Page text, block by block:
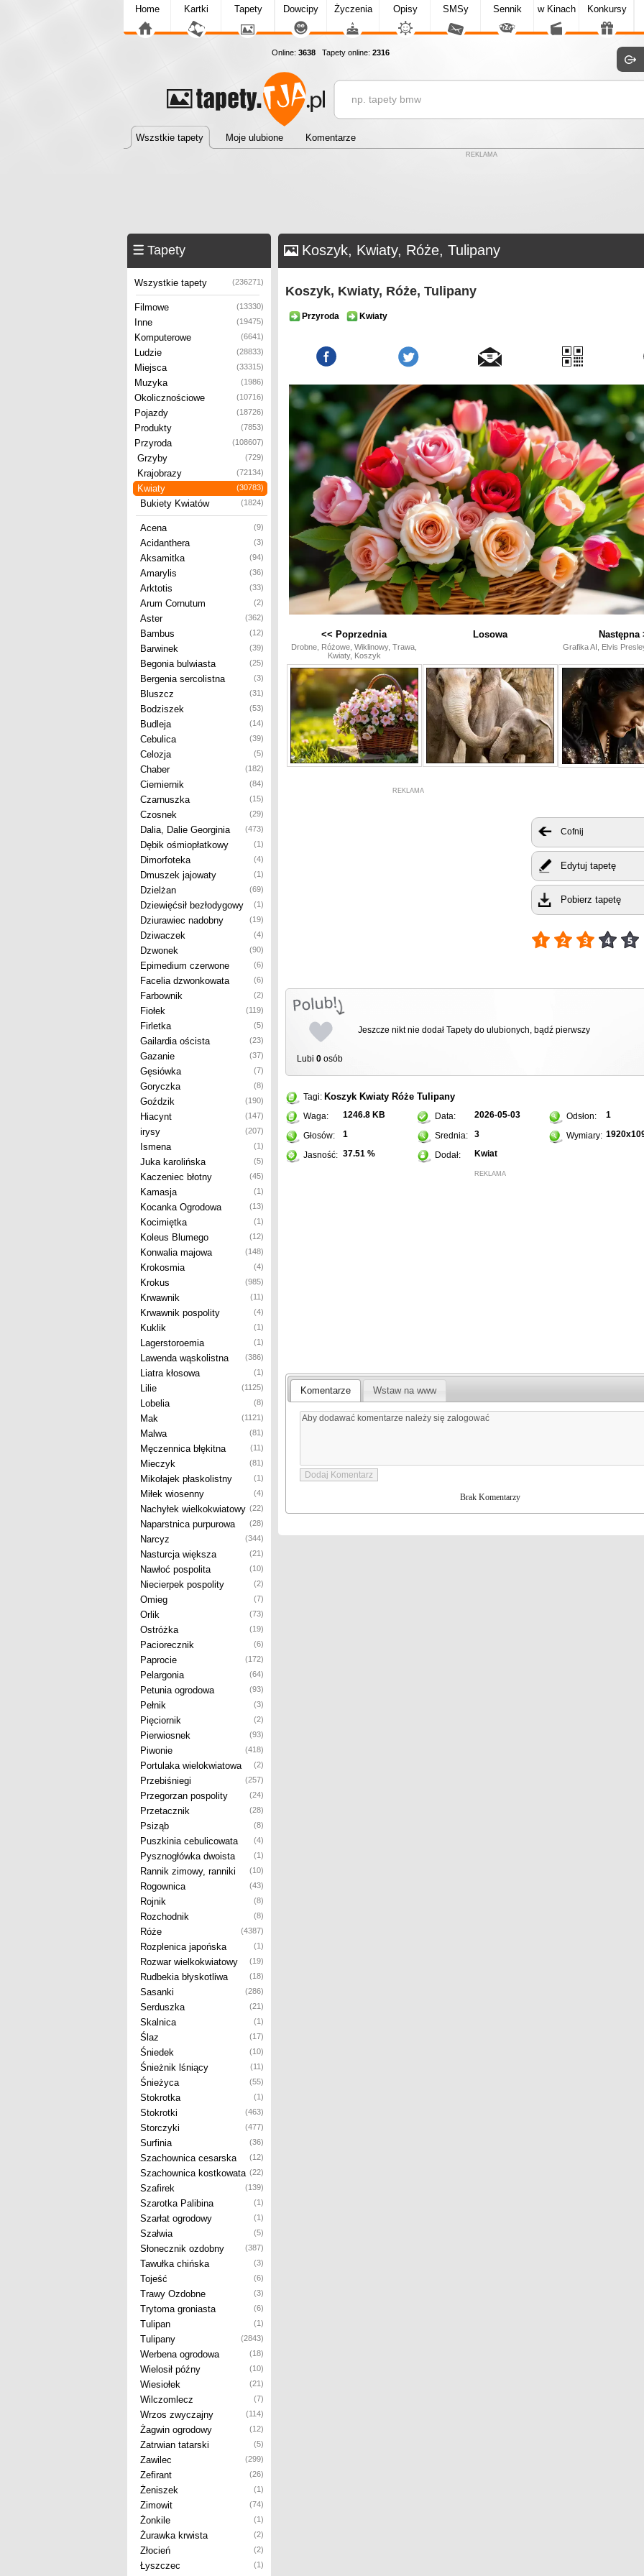
Home Kartki Tapety Dowcipy Życzenia Opisy SMSy Sennik w Kinach Konkursy
Online: 3638 Tapety online: 2316
Wszstkie tapety Moje ulubione Komentarze
REKLAMA
Tapety
Wszystkie tapety (236271)
Filmowe (13330)
Inne (19475)
Komputerowe (6641)
Ludzie (28833)
Miejsca (33315)
Muzyka (1986)
Okolicznościowe (10716)
Pojazdy (18726)
Produkty (7853)
Przyroda (108607)
Grzyby (729)
Krajobrazy (72134)
Kwiaty (30783)
Bukiety Kwiatów (1824)
Acena (9)
Acidanthera (3)
Aksamitka (94)
Amarylis (36)
Arktotis (33)
Arum Cornutum (2)
Aster (362)
Bambus (12)
Barwinek (39)
Begonia bulwiasta (25)
Bergenia sercolistna (3)
Bluszcz (31)
Bodziszek (53)
Budleja (14)
Cebulica (39)
Celozja (5)
Chaber (182)
Ciemiernik (84)
Czarnuszka (15)
Czosnek (29)
Dalia, Dalie Georginia (473)
Dębik ośmiopłatkowy (1)
Dimorfoteka (4)
Dmuszek jajowaty (1)
Dzielżan (69)
Dziewięćsił bezłodygowy (1)
Dziurawiec nadobny (19)
Dziwaczek (4)
Dzwonek (90)
Epimedium czerwone (6)
Facelia dzwonkowata (6)
Farbownik (2)
Fiołek (119)
Firletka (5)
Gailardia oścista (23)
Gazanie (37)
Gęsiówka (7)
Goryczka (8)
Goździk (190)
Hiacynt (147)
irysy (207)
Ismena (1)
Juka karolińska (5)
Kaczeniec błotny (45)
Kamasja (1)
Kocanka Ogrodowa (13)
Kocimiętka (1)
Koleus Blumego (12)
Konwalia majowa (148)
Krokosmia (4)
Krokus (985)
Krwawnik (11)
Krwawnik pospolity (4)
Kuklik (1)
Lagerstoroemia (1)
Lawenda wąskolistna (386)
Liatra kłosowa (1)
Lilie (1125)
Lobelia (8)
Mak (1121)
Malwa (81)
Męczennica błękitna (11)
Mieczyk (81)
Mikołajek płaskolistny (1)
Miłek wiosenny (4)
Nachyłek wielkokwiatowy (22)
Naparstnica purpurowa (28)
Narcyz (344)
Nasturcja większa (21)
Nawłoć pospolita (10)
Niecierpek pospolity (2)
Omieg (7)
Orlik (73)
Ostróżka (19)
Paciorecznik (6)
Paprocie (172)
Pelargonia (64)
Petunia ogrodowa (93)
Pełnik (3)
Pięciornik (2)
Pierwiosnek (93)
Piwonie (418)
Portulaka wielokwiatowa (2)
Przebiśniegi (257)
Przegorzan pospolity (24)
Przetacznik (28)
Psiząb (8)
Puszkinia cebulicowata (4)
Pysznogłówka dwoista (1)
Rannik zimowy, ranniki (10)
Rogownica (43)
Rojnik (8)
Rozchodnik (8)
Róże (4387)
Rozplenica japońska (1)
Rozwar wielkokwiatowy (19)
Rudbekia błyskotliwa (18)
Sasanki (286)
Serduszka (21)
Skalnica (1)
Ślaz (17)
Śniedek (10)
Śnieżnik lśniący (11)
Śnieżyca (55)
Stokrotka (1)
Stokrotki (463)
Storczyki (477)
Surfinia (36)
Szachownica cesarska (12)
Szachownica kostkowata (22)
Szafirek (139)
Szarotka Palibina (1)
Szarłat ogrodowy (1)
Szałwia (5)
Słonecznik ozdobny (387)
Tawułka chińska (3)
Tojeść (6)
Trawy Ozdobne (3)
Trytoma groniasta (6)
Tulipan (1)
Tulipany (2843)
Werbena ogrodowa (18)
Wielosił późny (10)
Wiesiołek (21)
Wilczomlecz (7)
Wrzos zwyczajny (114)
Żagwin ogrodowy (12)
Zatrwian tatarski (5)
Zawilec (299)
Zefirant (26)
Żeniszek (1)
Zimowit (74)
Żonkile (1)
Żurawka krwista (2)
Złocień (2)
Łyszczec (1)
Koszyk, Kwiaty, Róże, Tulipany
Koszyk, Kwiaty, Róże, Tulipany
Przyroda Kwiaty
<< Poprzednia
Drobne, Różowe, Wiklinowy, Trawa,
Kwiaty, Koszyk
Losowa Następna
Grafika AI, Elvis
REKLAMA
Cofnij
Edytuj tapetę
Pobierz tapetę
Lubi 0 osób
Jeszcze nikt nie dodał Tapety do ulubionych, bądź pierwszy
Tagi: Koszyk Kwiaty Róże Tulipany
Waga: 1246.8 KB Data: 2026-05-03 Odsłon: 1
Głosów: 1 Srednia: 3 Wymiary:
Jasność: 37.51 % Dodał: Kwiat
REKLAMA
Komentarze Wstaw na www
Brak Komentarzy